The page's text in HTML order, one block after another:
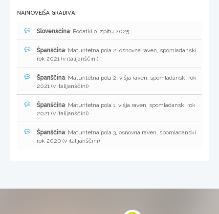
NAJNOVEJŠA GRADIVA
Slovenščina: Podatki o izpitu 2025
Španščina: Maturitetna pola 2, osnovna raven, spomladanski
rok 2021 (v italijanščini)
Španščina: Maturitetna pola 2, višja raven, spomladanski rok
2021 (v italijanščini)
Španščina: Maturitetna pola 1, višja raven, spomladanski rok
2021 (v italijanščini)
Španščina: Maturitetna pola 3, osnovna raven, spomladanski
rok 2020 (v italijanščini)